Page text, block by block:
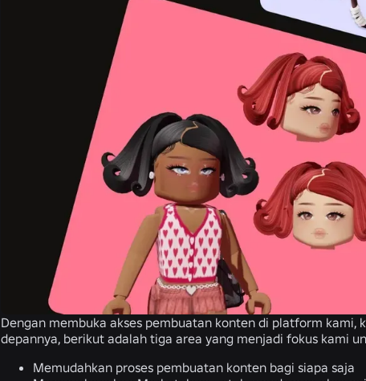
Dengan membuka akses pembuatan konten di platform
depannya, berikut adalah tiga area yang menjadi fokus kami
Memudahkan proses pembuatan konten bagi siapa saja